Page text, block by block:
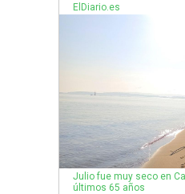
ElDiario.es
Julio fue muy seco en
últimos 65 años